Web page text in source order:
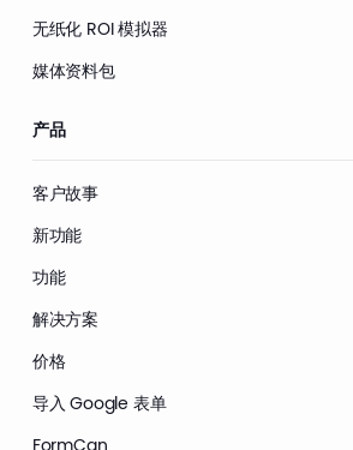
无纸化 ROI 模拟器
媒体资料包
产品
客户故事
新功能
功能
解决方案
价格
导入 Google 表单
FormCan